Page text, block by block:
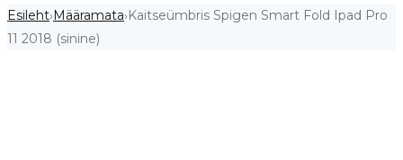
Esileht›Määramata›Kaitseümbris Spigen Smart Fold Ipad Pro
11 2018 (sinine)